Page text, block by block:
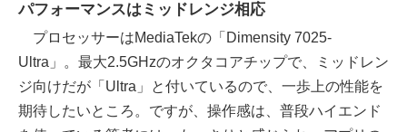
パフォーマンスはミッドレンジ相応
プロセッサーはMediaTekの「Dimensity 7025-
Ultra」。最大2.5GHzのオクタコアチップで、ミッドレン
ジ向けだが「Ultra」と付いているので、一歩上の性能を
期待したいところ。ですが、操作感は、普段ハイエンド